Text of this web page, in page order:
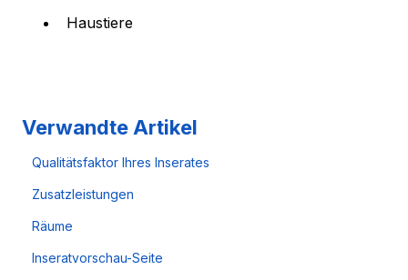
Haustiere
Verwandte Artikel
Qualitätsfaktor Ihres Inserates
Zusatzleistungen
Räume
Inseratvorschau-Seite